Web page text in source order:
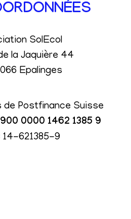
SolEcol
la Jaquière 44
Epalinges
de Postfinance Suisse
0000 1462 1385 9
14-621385-9